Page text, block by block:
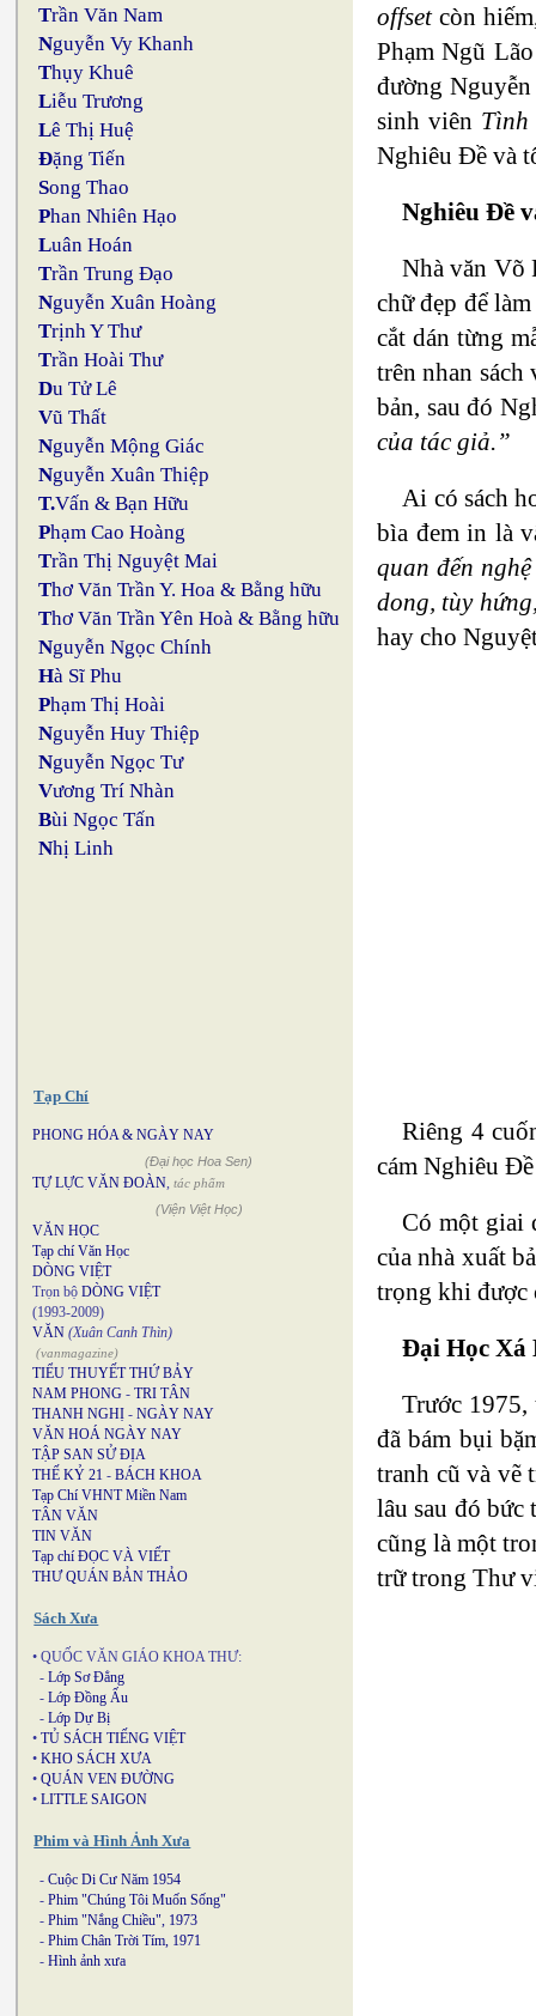
Trần Văn Nam
Nguyễn Vy Khanh
Thụy Khuê
Liễu Trương
Lê Thị Huệ
Đặng Tiến
Song Thao
Phan Nhiên Hạo
Luân Hoán
Trần Trung Đạo
Nguyễn Xuân Hoàng
Trịnh Y Thư
Trần Hoài Thư
Du Tử Lê
Vũ Thất
Nguyễn Mộng Giác
Nguyễn Xuân Thiệp
T.Vấn & Bạn Hữu
Phạm Cao Hoàng
Trần Thị Nguyệt Mai
Thơ Văn Trần Y. Hoa & Bằng hữu
Thơ Văn Trần Yên Hoà & Bằng hữu
Nguyễn Ngọc Chính
Hà Sĩ Phu
Phạm Thị Hoài
Nguyễn Huy Thiệp
Nguyễn Ngọc Tư
Vương Trí Nhàn
Bùi Ngọc Tấn
Nhị Linh
Tạp Chí
PHONG HÓA & NGÀY NAY
(Đại học Hoa Sen)
TỰ LỰC VĂN ĐOÀN, tác phẩm
(Viện Việt Học)
VĂN HỌC
Tạp chí Văn Học
DÒNG VIỆT
Trọn bộ DÒNG VIỆT
(1993-2009)
VĂN (Xuân Canh Thìn)
(vanmagazine)
TIỂU THUYẾT THỨ BẢY
NAM PHONG - TRI TÂN
THANH NGHỊ - NGÀY NAY
VĂN HOÁ NGÀY NAY
TẬP SAN SỬ ĐỊA
THẾ KỶ 21 - BÁCH KHOA
Tạp Chí VHNT Miền Nam
TÂN VĂN
TIN VĂN
Tạp chí ĐỌC VÀ VIẾT
THƯ QUÁN BẢN THẢO
Sách Xưa
• QUỐC VĂN GIÁO KHOA THƯ:
- Lớp Sơ Đẳng
- Lớp Đồng Ấu
- Lớp Dự Bị
• TỦ SÁCH TIẾNG VIỆT
• KHO SÁCH XƯA
• QUÁN VEN ĐƯỜNG
• LITTLE SAIGON
Phim và Hình Ảnh Xưa
- Cuộc Di Cư Năm 1954
- Phim "Chúng Tôi Muốn Sống"
- Phim "Nắng Chiều", 1973
- Phim Chân Trời Tím, 1971
- Hình ảnh xưa
offsetcòn
Phạm Ngũ
đường
sinh viên Tình
Nghiêu Đề và
Nghiêu Đề
Nhà văn Võ
chữ đẹp để
cắt dán từng
trên nhan
bản, sau đó
của tác giả.”
Ai có sách
bìa đem in là
quan đến
dong, tùy
hay cho
Riêng 4
cám Nghiêu
Có một giai
của nhà xuất
trọng khi được
Đại Học Xá
Trước
đã bám bụi
tranh cũ và vẽ
lâu sau đó bức
cũng là một
trữ trong Thư